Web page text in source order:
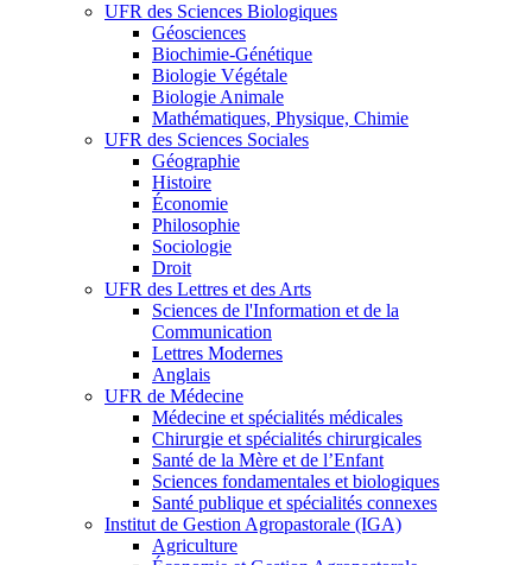
UFR des Sciences Biologiques
Géosciences
Biochimie-Génétique
Biologie Végétale
Biologie Animale
Mathématiques, Physique, Chimie
UFR des Sciences Sociales
Géographie
Histoire
Économie
Philosophie
Sociologie
Droit
UFR des Lettres et des Arts
Sciences de l'Information et de la
Communication
Lettres Modernes
Anglais
UFR de Médecine
Médecine et spécialités médicales
Chirurgie et spécialités chirurgicales
Santé de la Mère et de l’Enfant
Sciences fondamentales et biologiques
Santé publique et spécialités connexes
Institut de Gestion Agropastorale (IGA)
Agriculture